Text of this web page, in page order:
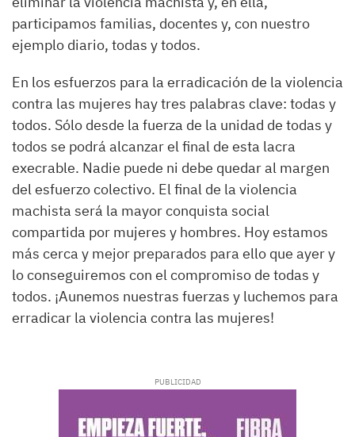
participamos familias, docentes y, con nuestro
ejemplo diario, todas y todos.
En los esfuerzos para la erradicación de la violencia
contra las mujeres hay tres palabras clave: todas y
todos. Sólo desde la fuerza de la unidad de todas y
todos se podrá alcanzar el final de esta lacra
execrable. Nadie puede ni debe quedar al margen
del esfuerzo colectivo. El final de la violencia
machista será la mayor conquista social
compartida por mujeres y hombres. Hoy estamos
más cerca y mejor preparados para ello que ayer y
lo conseguiremos con el compromiso de todas y
todos. ¡Aunemos nuestras fuerzas y luchemos para
erradicar la violencia contra las mujeres!